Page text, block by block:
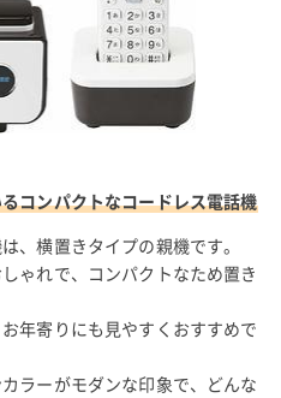
コンパクトなコードレス電話機
、横置きタイプの親機です。
ゃれで、コンパクトなため置き
年寄りにも見やすくおすすめで
ラーがモダンな印象で、どんな